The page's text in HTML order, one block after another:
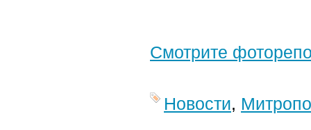
Смотрите
Новости,